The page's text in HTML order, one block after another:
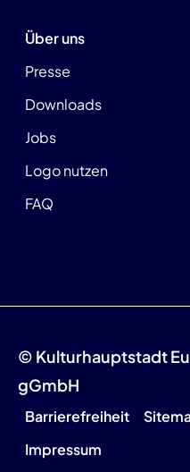
Über uns
Presse
Downloads
Jobs
Logo nutzen
FAQ
© Kulturhauptstadt
gGmbH
Barrierefreiheit
Impressum